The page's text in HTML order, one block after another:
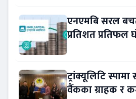
एनएमबि सरल
प्रतिशत प्रतिफल
ट्रांक्यूलिटि
वैंकका ग्राहक र